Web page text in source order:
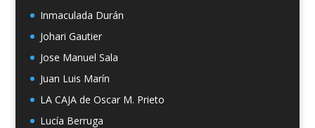
Inmaculada Durán
Johari Gautier
Jose Manuel Sala
Juan Luis Marín
LA CAJA de Oscar M. Prieto
Lucía Berruga